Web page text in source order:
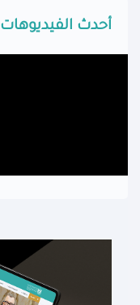
أحدث الفيديوهات